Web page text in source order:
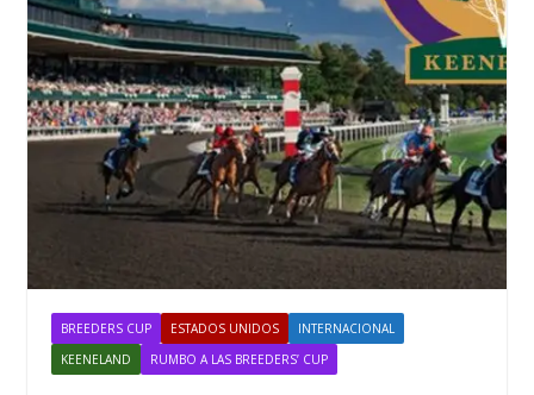
BREEDERS CUP ESTADOS UNIDOS
INTERNACIONAL
KEENELAND
RUMBO A LAS BREEDERS’ CUP